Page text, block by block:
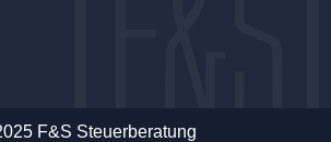
F&S Steuerberatung